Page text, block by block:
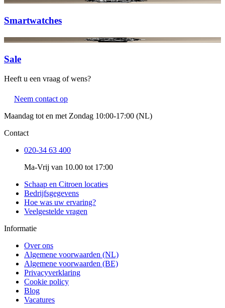
Smartwatches
Sale
Heeft u een vraag of wens?
Neem contact op
Maandag tot en met Zondag 10:00-17:00 (NL)
Contact
020-34 63 400
Ma-Vrij van 10.00 tot 17:00
Schaap en Citroen locaties
Bedrijfsgegevens
Hoe was uw ervaring?
Veelgestelde vragen
Informatie
Over ons
Algemene voorwaarden (NL)
Algemene voorwaarden (BE)
Privacyverklaring
Cookie policy
Blog
Vacatures